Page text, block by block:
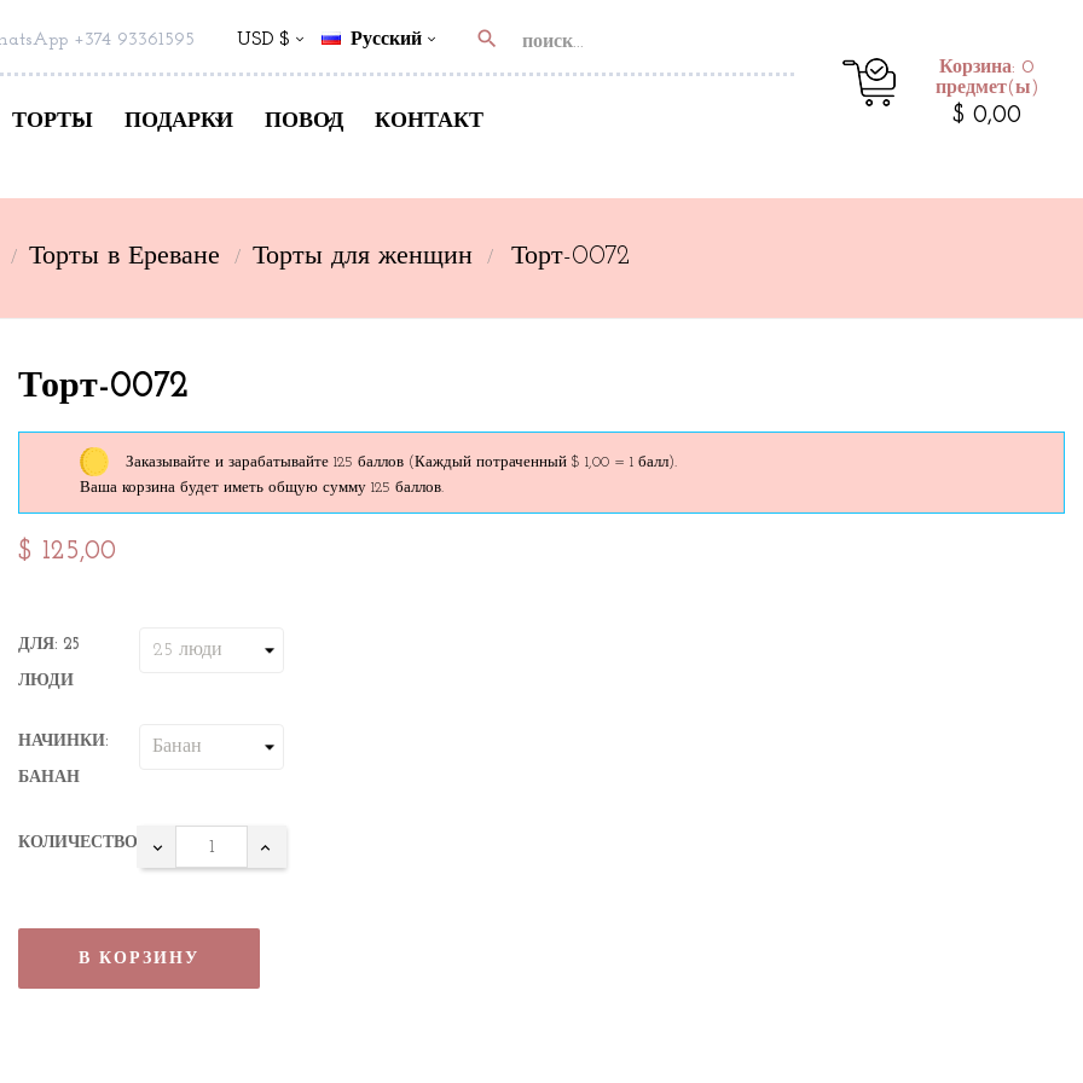
+374 93361595 USD $ Русский search
ТОРТЫ ПОДАРКИ ПОВОД КОНТАКТ
Корзина: 0
предмет(ы)
$ 0,00
Торты в Ереване Торты для женщин Торт-0072
Торт-0072
Заказывайте и зарабатывайте 125 баллов (Каждый потраченный $ 1,00 = 1 балл).
Ваша корзина будет иметь общую сумму 125 баллов.
$ 125,00
ДЛЯ: 25
ЛЮДИ
НАЧИНКИ:
БАНАН
КОЛИЧЕСТВО
В КОРЗИНУ